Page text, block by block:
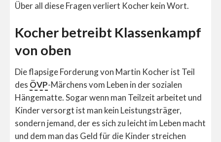
Über all diese Fragen verliert Kocher kein Wort.
Kocher betreibt Klassenkampf
von oben
Die flapsige Forderung von Martin Kocher ist Teil
des ÖVP-Märchens vom Leben in der sozialen
Hängematte. Sogar wenn man Teilzeit arbeitet und
Kinder versorgt ist man kein Leistungsträger,
sondern jemand, der es sich zu leicht im Leben macht
und dem man das Geld für die Kinder streichen